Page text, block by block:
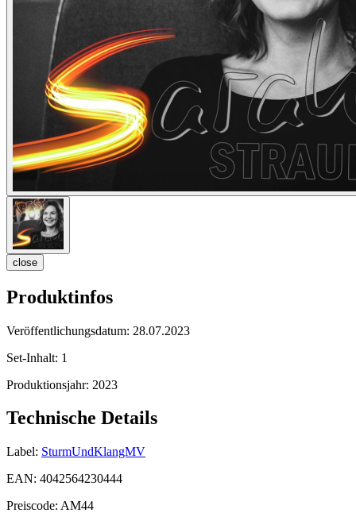
close
Produktinfos
Veröffentlichungsdatum: 28.07.2023
Set-Inhalt: 1
Produktionsjahr: 2023
Technische Details
Label: SturmUndKlangMV
EAN: 4042564230444
Preiscode: AM44